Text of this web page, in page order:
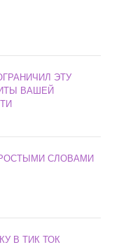
ЭТУ
ВАШЕЙ
СЛОВАМИ
В ТИК ТОК